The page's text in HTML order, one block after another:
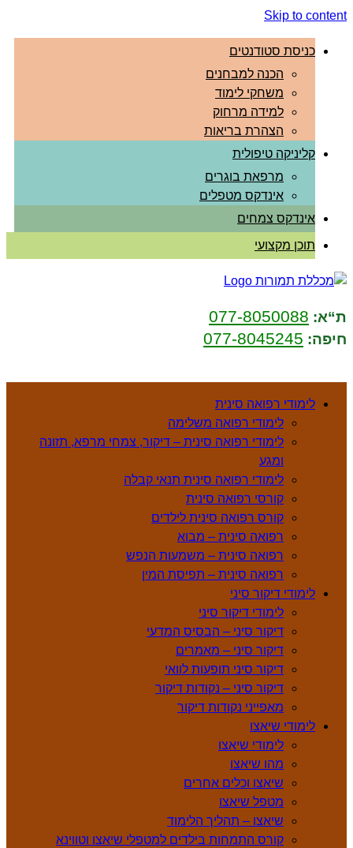
Skip to content
כניסת סטודנטים
הכנה למבחנים
משחקי לימוד
למידה מרחוק
הצהרת בריאות
קליניקה טיפולית
מרפאת בוגרים
אינדקס מטפלים
אינדקס צמחים
תוכן מקצועי
ת“א: 077-8050088
חיפה: 077-8045245
לימודי רפואה סינית
לימודי רפואה משלימה
לימודי רפואה סינית – דיקור, צמחי מרפא, תזונה
ומגע
לימודי רפואה סינית תנאי קבלה
קורסי רפואה סינית
קורס רפואה סינית לילדים
רפואה סינית – מבוא
רפואה סינית – משמעות הנפש
רפואה סינית – תפיסת המין
לימודי דיקור סיני
לימודי דיקור סיני
דיקור סיני – הבסיס המדעי
דיקור סיני – מאמרים
דיקור סיני תופעות לוואי
דיקור סיני – נקודות דיקור
מאפייני נקודות דיקור
לימודי שיאצו
לימודי שיאצו
מהו שיאצו
שיאצו וכלים אחרים
מטפל שיאצו
שיאצו – תהליך הלימוד
קורס התמחות בילדים למטפלי שיאצו וטווינא